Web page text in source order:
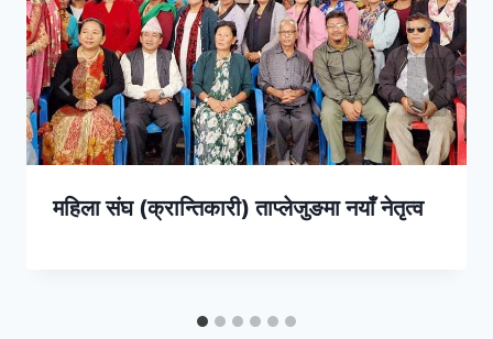
महिला संघ (क्रान्तिकारी) ताप्लेजुङमा नयाँ नेतृत्व